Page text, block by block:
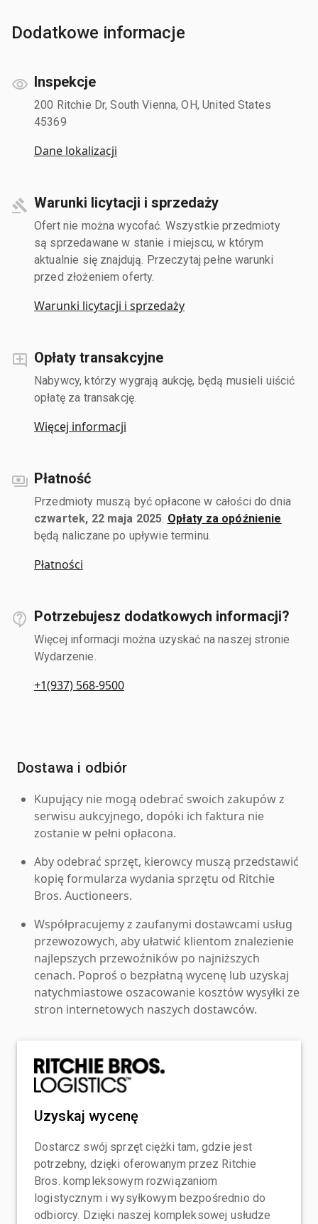
Dodatkowe informacje
Inspekcje
200 Ritchie Dr, South Vienna, OH, United States
45369
Dane lokalizacji
Warunki licytacji i sprzedaży
Ofert nie można wycofać. Wszystkie przedmioty
są sprzedawane w stanie i miejscu, w którym
aktualnie się znajdują. Przeczytaj pełne warunki
przed złożeniem oferty.
Warunki licytacji i sprzedaży
Opłaty transakcyjne
Nabywcy, którzy wygrają aukcję, będą musieli uiścić
opłatę za transakcję.
Więcej informacji
Płatność
Przedmioty muszą być opłacone w całości do dnia
czwartek, 22 maja 2025 Opłaty za opóźnienie
będą naliczane po upływie terminu.
Płatności
Potrzebujesz dodatkowych informacji?
Więcej informacji można uzyskać na naszej stronie
Wydarzenie.
+1(937) 568-9500
Dostawa i odbiór
Kupujący nie mogą odebrać swoich zakupów z
serwisu aukcyjnego, dopóki ich faktura nie
zostanie w pełni opłacona.
Aby odebrać sprzęt, kierowcy muszą przedstawić
kopię formularza wydania sprzętu od Ritchie
Bros. Auctioneers.
Współpracujemy z zaufanymi dostawcami usług
przewozowych, aby ułatwić klientom znalezienie
najlepszych przewoźników po najniższych
cenach. Poproś o bezpłatną wycenę lub uzyskaj
natychmiastowe oszacowanie kosztów wysyłki ze
stron internetowych naszych dostawców.
Uzyskaj wycenę
Dostarcz swój sprzęt ciężki tam, gdzie jest
potrzebny, dzięki oferowanym przez Ritchie
Bros. kompleksowym rozwiązaniom
logistycznym i wysyłkowym bezpośrednio do
odbiorcy. Dzięki naszej kompleksowej usłudze